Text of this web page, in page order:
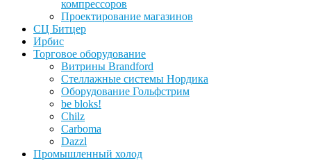
компрессоров
Проектирование магазинов
СЦ Битцер
Ирбис
Торговое оборудование
Витрины Brandford
Стеллажные системы Нордика
Оборудование Гольфстрим
be bloks!
Chilz
Carboma
Dazzl
Промышленный холод